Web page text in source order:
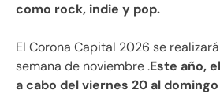
como rock, indie y pop.
El Corona Capital 2026 se
semana de noviembre .Este año,
a cabo del viernes 20 al